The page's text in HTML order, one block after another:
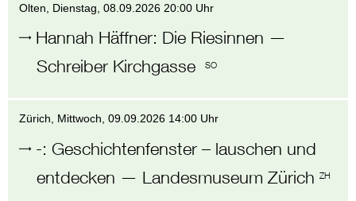
Olten , Dienstag,08.09.2026 20:00 Uhr
Hannah Häffner: Die Riesinnen —
Schreiber Kirchgasse
SO
Zürich , Mittwoch,09.09.2026 14:00 Uhr
-:Geschichtenfenster – lauschen und
entdecken — Landesmuseum Zürich ZH